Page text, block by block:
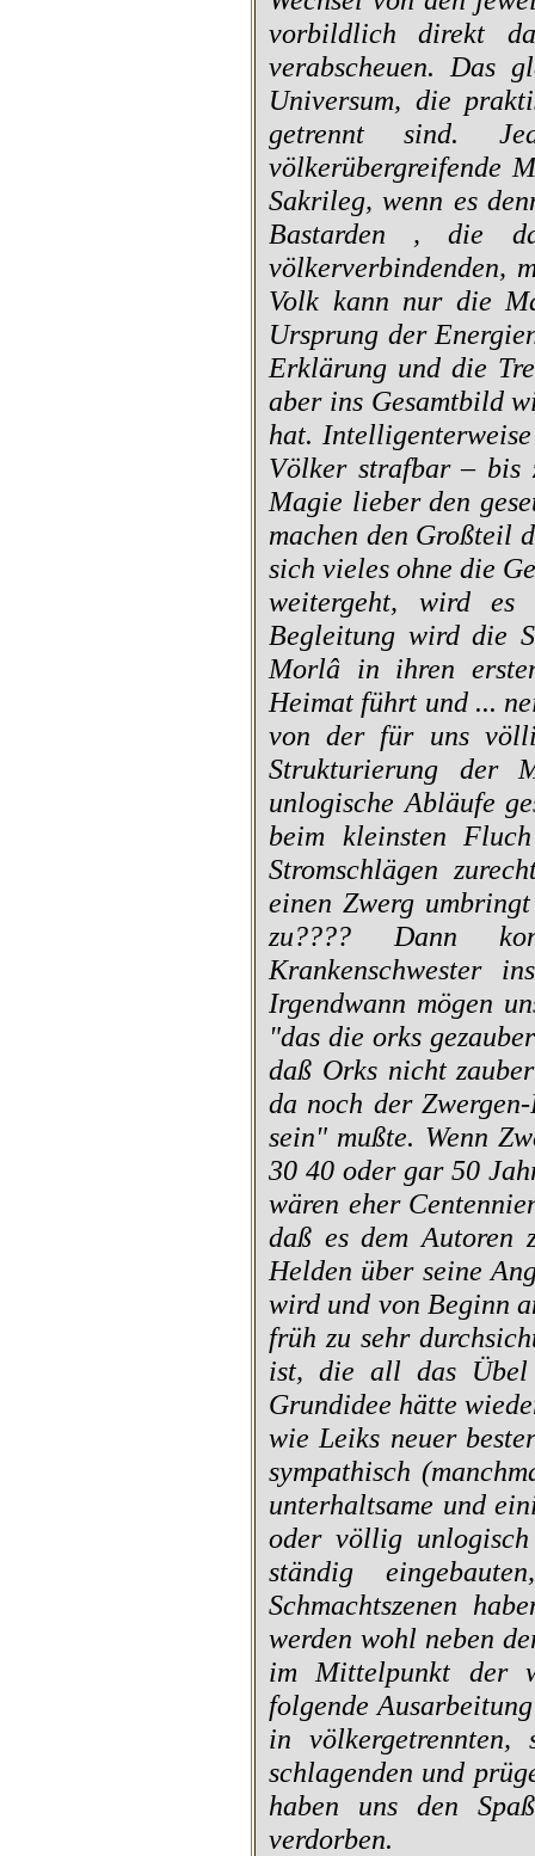
vorbildlich direkt
verabscheuen. Das
Universum, die
getrennt sind.
völkerübergreifende
Sakrileg, wenn es
Bastarden , die
völkerverbindenden,
Volk kann nur die
Ursprung der
Erklärung und die
aber ins Gesamtbild
hat.
Völker strafbar – bis
Magie lieber den
machen den Großteil
sich vieles ohne die
weitergeht, wird es
Begleitung wird die
Morlâ in ihren
Heimat führt und ...
von der für uns
Strukturierung der
unlogische Abläufe
beim kleinsten
Stromschlägen
einen Zwerg
zu???? Dann
Krankenschwester
Irgendwann mögen
"das die orks
daß Orks nicht
da noch der
sein" mußte. Wenn
30 40 oder gar 50
wären eher
daß es dem Autoren
Helden über seine
wird und von Beginn
früh zu sehr
ist, die all das Übel
Grundidee hätte
wie Leiks neuer
sympathisch
unterhaltsame und
oder völlig
ständig
Schmachtszenen
werden wohl neben
im Mittelpunkt der
folgende
in völkergetrennten,
schlagenden und
haben uns den
verdorben.